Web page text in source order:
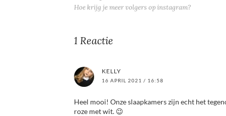
Hoe krijg je meer volgers op instagram?
1 Reactie
KELLY
16 APRIL 2021 / 16:58
Heel mooi! Onze slaapkamers zijn echt het
roze met wit. 😉